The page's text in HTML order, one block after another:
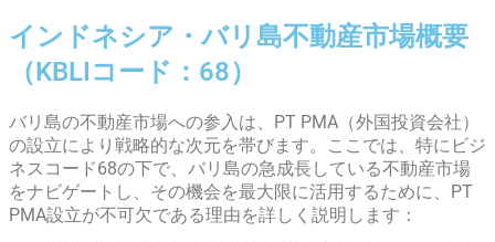
インドネシア・バリ島不動産市場概要
（KBLIコード：68）
バリ島の不動産市場への参入は、PT PMA（外国投資会社）
の設立により戦略的な次元を帯びます。ここでは、特にビジ
ネスコード68の下で、バリ島の急成長している不動産市場
をナビゲートし、その機会を最大限に活用するために、PT
PMA設立が不可欠である理由を詳しく説明します：